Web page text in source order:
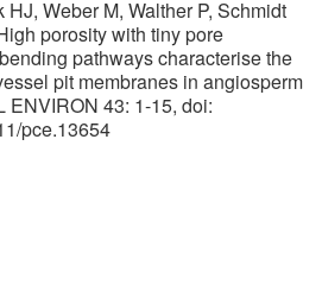
HJ, Weber M, Walther P, Schmidt
porosity with tiny pore
pathways characterise the
pit membranes in angiosperm
ENVIRON 43: 1-15, doi:
pce.13654